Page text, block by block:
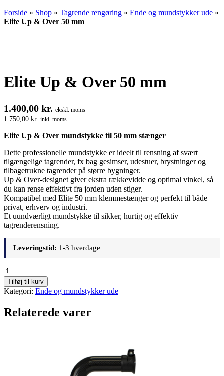
Forside » Shop » Tagrende rengøring » Ende og mundstykker ude »
Elite Up & Over 50 mm
Elite Up & Over 50 mm
1.400,00 kr. ekskl. moms
1.750,00 kr. inkl. moms
Elite Up & Over mundstykke til 50 mm stænger
Dette professionelle mundstykke er ideelt til rensning af svært
tilgængelige tagrender, fx bag gesimser, udestuer, brystninger og
tilbagetrukne tagrender på større bygninger.
Up & Over-designet giver ekstra rækkevidde og optimal vinkel, så
du kan rense effektivt fra jorden uden stiger.
Kompatibel med Elite 50 mm klemmestænger og perfekt til både
privat, erhverv og industri.
Et uundværligt mundstykke til sikker, hurtig og effektiv
tagrenderensning.
Leveringstid: 1-3 hverdage
Elite
Up
&
Over
mm
Tilføj til kurv
Kategori: Ende og mundstykker ude
Relaterede varer